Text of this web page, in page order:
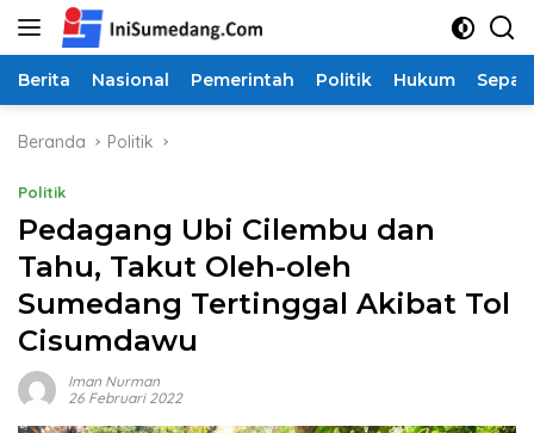
Langsung
Berita Nasional Pemerintah Politik Hukum
Beranda Politik
Politik
Pedagang Ubi Cilembu dan
Tahu, Takut Oleh-oleh
Sumedang Tertinggal Akibat Tol
Cisumdawu
Iman Nurman
26 Februari 2022